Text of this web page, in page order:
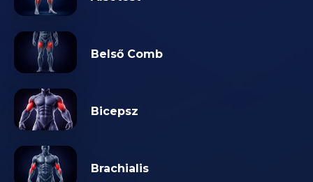
Belső Comb
Bicepsz
Brachialis